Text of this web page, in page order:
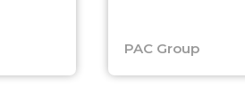
PAC Group